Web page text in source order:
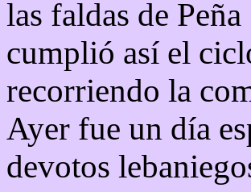
las faldas de
cumplió así el
recorriendo la
Ayer fue un día
devotos